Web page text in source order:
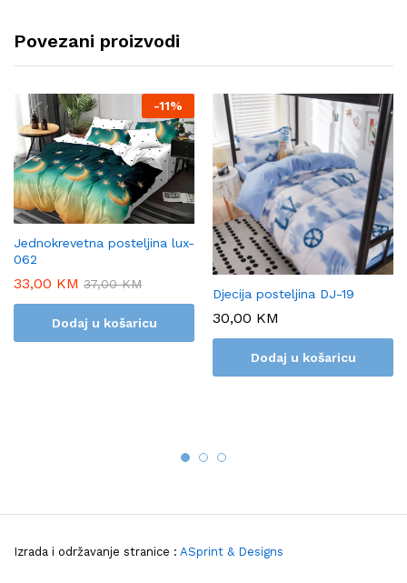
Povezani proizvodi
-11%
Jednokrevetna posteljina lux-
062
33,00 KM 37,00KM
Dodaj u košaricu
Djecija posteljina DJ-19
30,00 KM
Dodaj u košaricu
Izrada i održavanje stranice : ASprint & Designs